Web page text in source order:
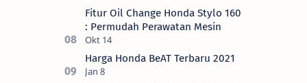
Fitur Oil Change Honda Stylo 160
: Permudah Perawatan Mesin
Harga Honda BeAT Terbaru 2021